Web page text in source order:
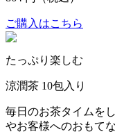
ご購入はこちら
たっぷり楽しむ
涼潤茶 10包入り
毎日のお茶タイムを
やお客様へのおもて